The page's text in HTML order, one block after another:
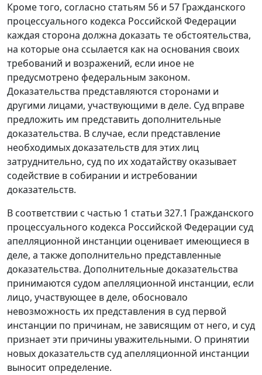
Кроме того, согласно статьям 56 и 57 Гражданского
процессуального кодекса Российской Федерации
каждая сторона должна доказать те обстоятельства,
на которые она ссылается как на основания своих
требований и возражений, если иное не
предусмотрено федеральным законом.
Доказательства представляются сторонами и
другими лицами, участвующими в деле. Суд вправе
предложить им представить дополнительные
доказательства. В случае, если представление
необходимых доказательств для этих лиц
затруднительно, суд по их ходатайству оказывает
содействие в собирании и истребовании
доказательств.
В соответствии с частью 1 статьи 327.1 Гражданского
процессуального кодекса Российской Федерации суд
апелляционной инстанции оценивает имеющиеся в
деле, а также дополнительно представленные
доказательства. Дополнительные доказательства
принимаются судом апелляционной инстанции, если
лицо, участвующее в деле, обосновало
невозможность их представления в суд первой
инстанции по причинам, не зависящим от него, и суд
признает эти причины уважительными. О принятии
новых доказательств суд апелляционной инстанции
выносит определение.